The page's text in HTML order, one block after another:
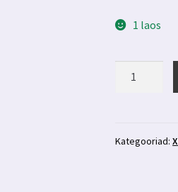
1 laos
Pro
Kategooriad: